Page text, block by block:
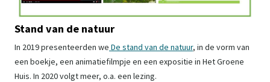
Stand van de natuur
In 2019 presenteerden we De stand van de natuur, in de vorm van
een boekje, een animatiefilmpje en een expositie in Het Groene
Huis. In 2020 volgt meer, o.a. een lezing.